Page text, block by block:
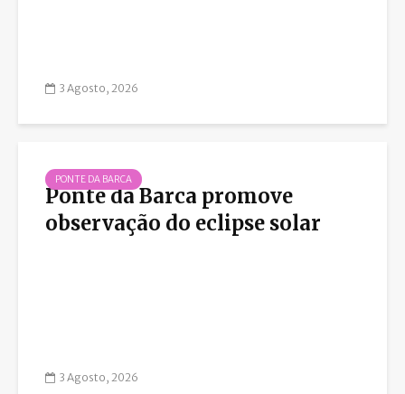
3 Agosto, 2026
PONTE DA BARCA
Ponte da Barca promove
observação do eclipse solar
3 Agosto, 2026